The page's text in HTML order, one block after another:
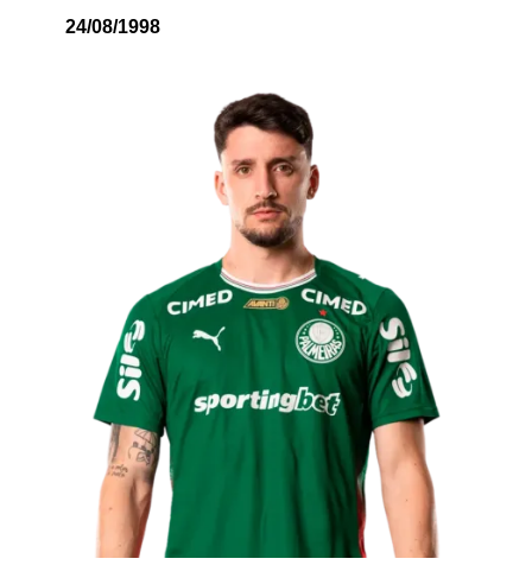
24/08/1998